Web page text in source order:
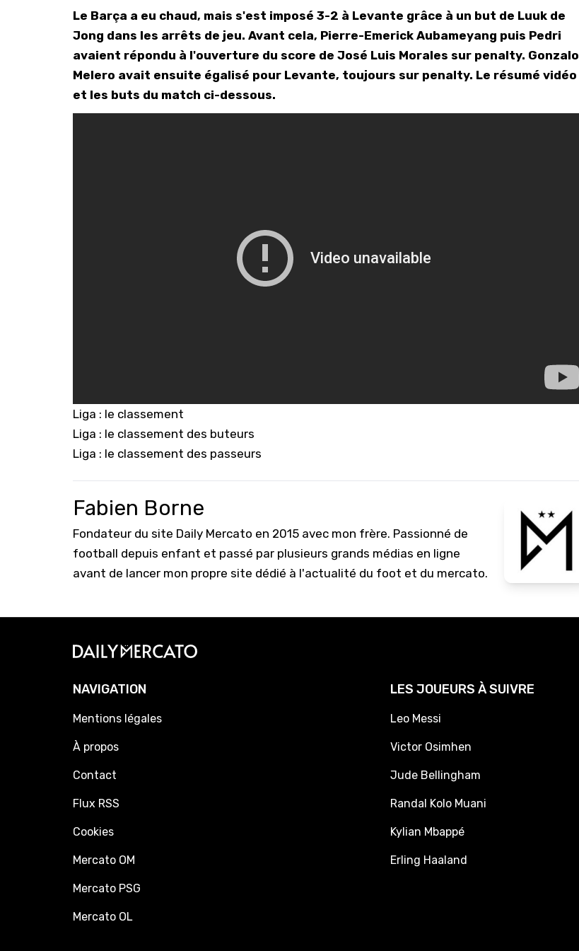
Le Barça a eu chaud, mais s'est imposé 3-2 à Levante grâce à un but de Luuk de
Jong dans les arrêts de jeu. Avant cela, Pierre-Emerick Aubameyang puis Pedri
avaient répondu à l'ouverture du score de José Luis Morales sur penalty. Gonzalo
Melero avait ensuite égalisé pour Levante, toujours sur penalty. Le résumé vidéo
et les buts du match ci-dessous.
Liga : le classement
Liga : le classement des buteurs
Liga : le classement des passeurs
Fabien Borne
Fondateur du site Daily Mercato en 2015 avec mon frère. Passionné de
football depuis enfant et passé par plusieurs grands médias en ligne
avant de lancer mon propre site dédié à l'actualité du foot et du mercato.
NAVIGATION
Mentions légales
À propos
Contact
Flux RSS
Cookies
Mercato OM
Mercato PSG
Mercato OL
LES JOUEURS À SUIVRE
Leo Messi
Victor Osimhen
Jude Bellingham
Randal Kolo Muani
Kylian Mbappé
Erling Haaland